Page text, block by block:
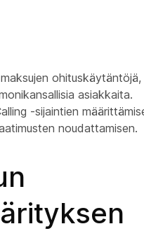
asiakkaita.
-sijaintien
noudattamisen.